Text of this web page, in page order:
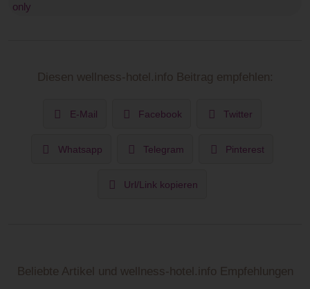
only
Diesen wellness-hotel.info Beitrag empfehlen:
E-Mail Facebook Twitter
Whatsapp Telegram Pinterest
Url/Link kopieren
Beliebte Artikel und wellness-hotel.info Empfehlungen